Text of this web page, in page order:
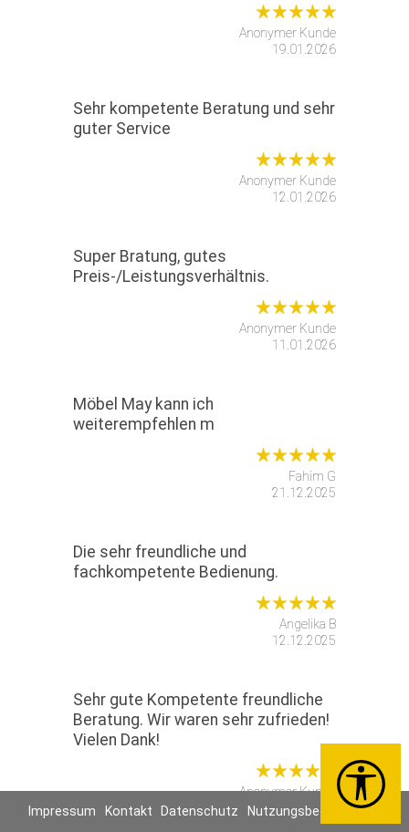
Anonymer Kunde
19.01.2026
Sehr kompetente Beratung und sehr
guter Service
Anonymer Kunde
12.01.2026
Super Bratung, gutes
Preis-/Leistungsverhältnis.
Anonymer Kunde
11.01.2026
Möbel May kann ich
weiterempfehlen m
Fahim G
21.12.2025
Die sehr freundliche und
fachkompetente Bedienung.
Angelika B
12.12.2025
Sehr gute Kompetente freundliche
Beratung. Wir waren sehr zufrieden!
Vielen Dank!
Anonymer Kunde
11.12.2025
Impressum Kontakt Datenschutz Nutzungsbedingungen